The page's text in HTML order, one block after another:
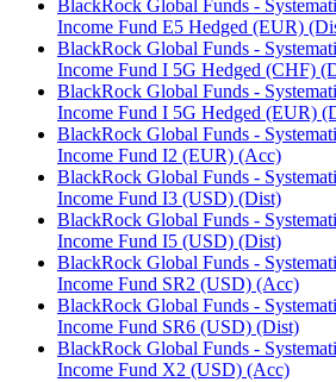
BlackRock Global Funds -
Income Fund E5 Hedged (EUR)
BlackRock Global Funds -
Income Fund I 5G Hedged (CHF)
BlackRock Global Funds -
Income Fund I 5G Hedged (EUR)
BlackRock Global Funds -
Income Fund I2 (EUR) (Acc)
BlackRock Global Funds -
Income Fund I3 (USD) (Dist)
BlackRock Global Funds -
Income Fund I5 (USD) (Dist)
BlackRock Global Funds -
Income Fund SR2 (USD) (Acc)
BlackRock Global Funds -
Income Fund SR6 (USD) (Dist)
BlackRock Global Funds -
Income Fund X2 (USD) (Acc)